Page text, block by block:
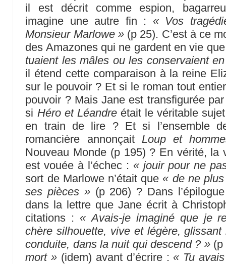
il est décrit comme espion,
imagine une autre fin : « Vos
Monsieur Marlowe » (p 25). C’est à ce
des Amazones qui ne gardent en vie
tuaient les mâles ou les conservaient
il étend cette comparaison à la reine
sur le pouvoir ? Et si le roman tout
pouvoir ? Mais Jane est transfigurée
si Héro et Léandreétait le véritable
en train de lire ? Et si l’ensemble
romancière annonçait Loup et
Nouveau Monde (p 195) ? En vérité, la
est vouée à l’échec : « jouir pour ne
sort de Marlowe n’était que « de ne
ses pièces »(p 206) ? Dans
dans la lettre que Jane écrit à
citations : « Avais-je imaginé que je
chère silhouette, vive et légère,
conduite, dans la nuit qui descend ? »(p
mort » (idem) avant d’écrire : « Tu